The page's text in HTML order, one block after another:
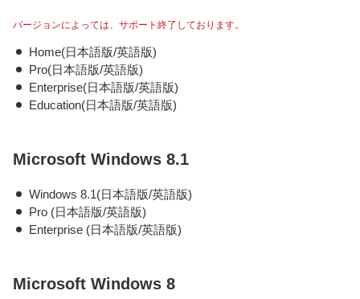
バージョンによっては、サポート終了しております。
Home(日本語版/英語版)
Pro(日本語版/英語版)
Enterprise(日本語版/英語版)
Education(日本語版/英語版)
Microsoft Windows 8.1
Windows 8.1(日本語版/英語版)
Pro (日本語版/英語版)
Enterprise (日本語版/英語版)
Microsoft Windows 8